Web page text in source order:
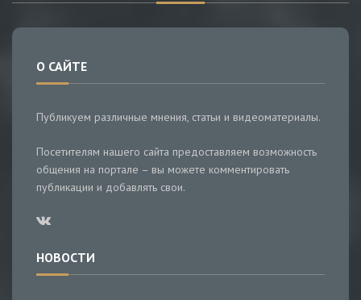
О САЙТЕ
Публикуем различные мнения, статьи и видеоматериалы.
Посетителям нашего сайта предоставляем возможность
общения на портале – вы можете комментировать
публикации и добавлять свои.
НОВОСТИ